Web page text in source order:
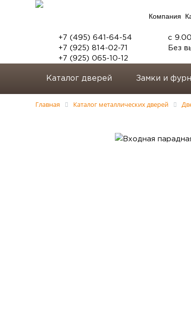
Компания
+7 (495) 641-64-54
+7 (925) 814-02-71
+7 (925) 065-10-12
с
Без
Каталог дверей Замки и
Главная Каталог металлических дверей